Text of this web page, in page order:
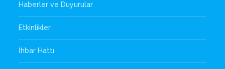
Haberler ve Duyurular
Etkinlikler
İhbar Hattı